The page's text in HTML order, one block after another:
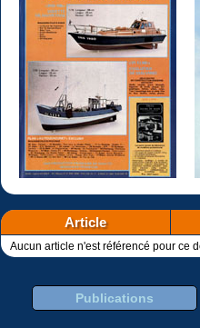
Article
Aucun article n'est référencé pour ce
Publications